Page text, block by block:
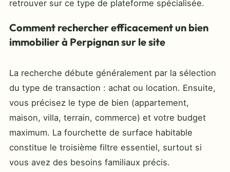
retrouver sur ce type de plateforme spécialisée.
Comment rechercher efficacement un bien
immobilier à Perpignan sur le site
La recherche débute généralement par la sélection
du type de transaction : achat ou location. Ensuite,
vous précisez le type de bien (appartement,
maison, villa, terrain, commerce) et votre budget
maximum. La fourchette de surface habitable
constitue le troisième filtre essentiel, surtout si
vous avez des besoins familiaux précis.